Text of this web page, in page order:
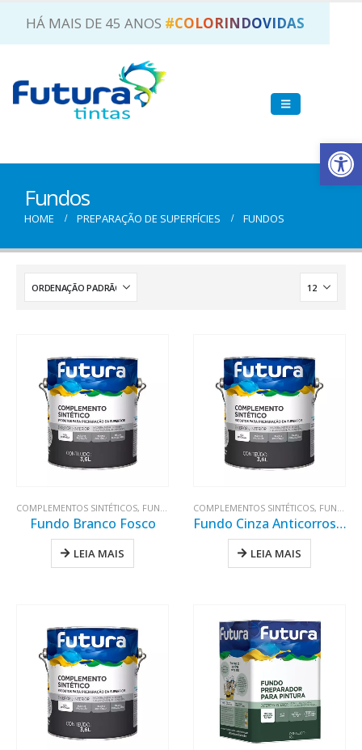
HÁ MAIS DE 45 ANOS #COLORINDOVIDAS
Fundos
HOME PREPARAÇÃO DE SUPERFÍCIES FUNDOS
COMPLEMENTOS SINTÉTICOS, FUNDO BRANCO FOSCO ,FUNDOS,PREPARAÇÃO
Fundo Branco Fosco
LEIA MAIS
COMPLEMENTOS SINTÉTICOS, FUNDO CINZA ANTICORROSIVO
Fundo Cinza Anticorrosivo
LEIA MAIS